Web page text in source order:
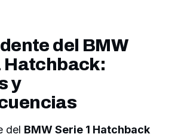
del BMW
Hatchback:
y
del BMW Serie 1 Hatchback